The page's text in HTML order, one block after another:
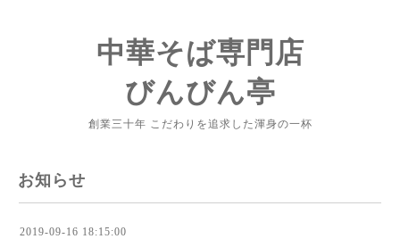
中華そば専門店
びんびん亭
創業三十年 こだわりを追求した渾身の一杯
お知らせ
2019-09-16 18:15:00